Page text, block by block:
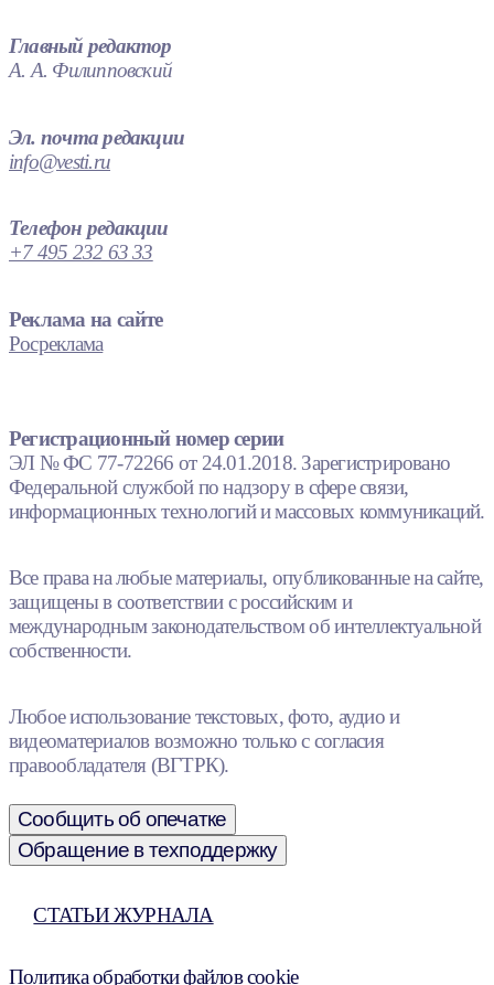
Главный редактор
А. А. Филипповский
Эл. почта редакции
info@vesti.ru
Телефон редакции
+7 495 232 63 33
Реклама на сайте
Росреклама
Регистрационный номер серии
ЭЛ № ФС 77-72266 от 24.01.2018. Зарегистрировано
Федеральной службой по надзору в сфере связи,
информационных технологий и массовых коммуникаций.
Все права на любые материалы, опубликованные на сайте,
защищены в соответствии с российским и
международным законодательством об интеллектуальной
собственности.
Любое использование текстовых, фото, аудио и
видеоматериалов возможно только с согласия
правообладателя (ВГТРК).
Сообщить об опечатке
Обращение в техподдержку
СТАТЬИ ЖУРНАЛА
Политика обработки файлов cookie